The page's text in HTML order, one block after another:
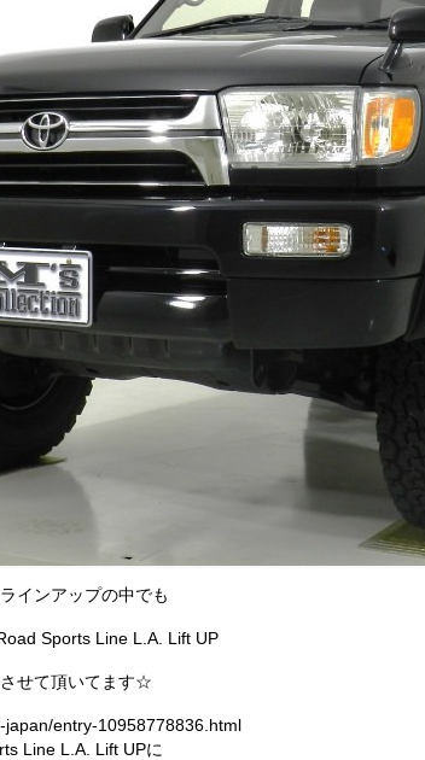
インアップの中でも
Sports Line L.A. Lift UP
せて頂いてます☆
entry-10958778836.html
Line L.A. Lift UPに